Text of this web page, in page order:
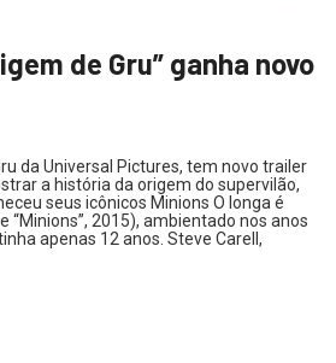
de Gru” ganha novo
da Universal Pictures, tem novo trailer
a história da origem do supervilão,
seus icônicos Minions O longa é
“Minions”, 2015), ambientado nos anos
apenas 12 anos. Steve Carell,